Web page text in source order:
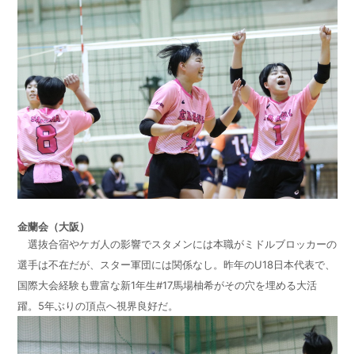
金蘭会（大阪）
選抜合宿やケガ人の影響でスタメンには本職がミドルブロッカーの
選手は不在だが、スター軍団には関係なし。昨年のU18日本代表で、
国際大会経験も豊富な新1年生#17馬場柚希がその穴を埋める大活
躍。5年ぶりの頂点へ視界良好だ。